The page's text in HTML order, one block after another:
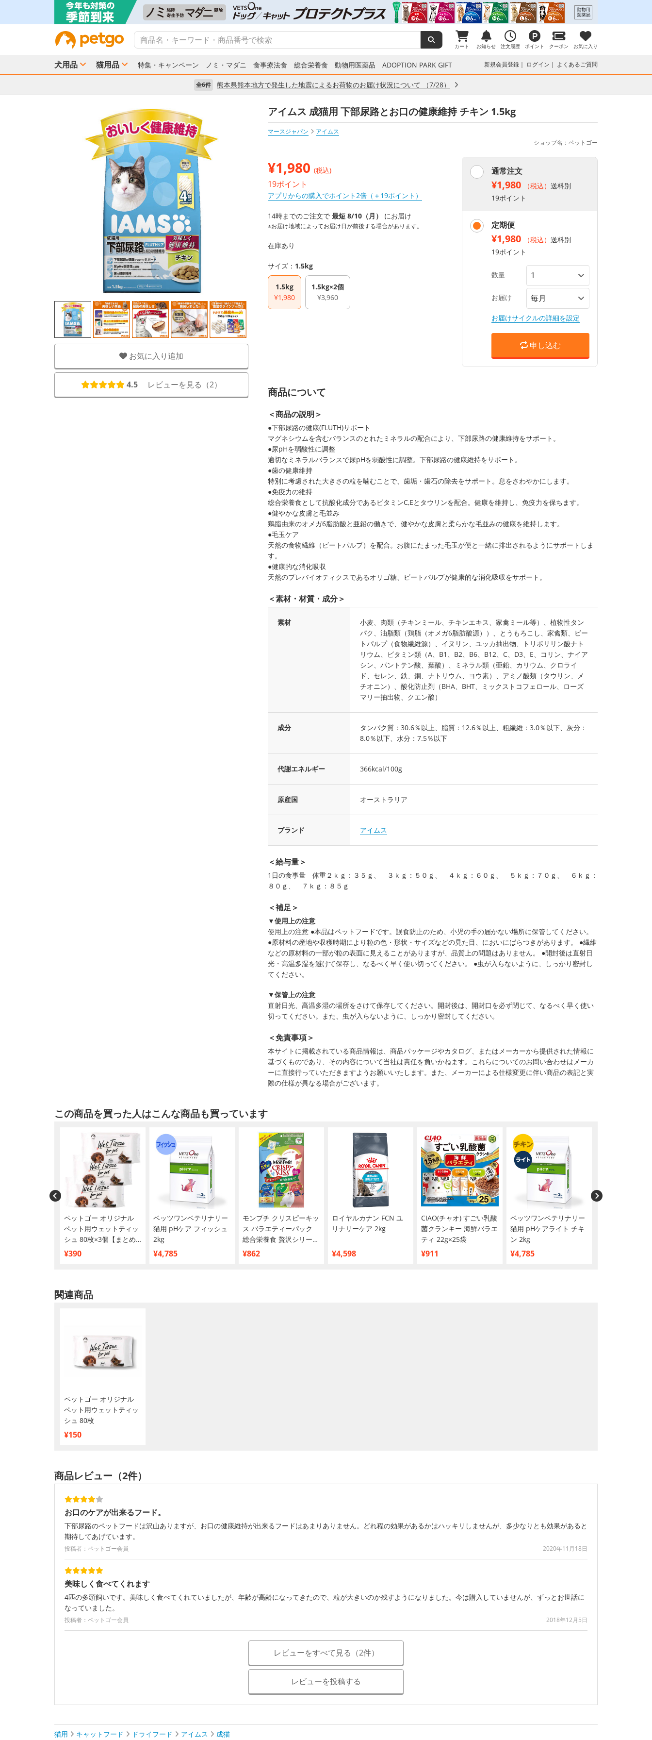
カート お知らせ 注文履歴 ポイント クーポン お気に入り
犬用品 猫用品 特集・キャンペーン ノミ・マダニ 食事療法食 総合栄養食 動物用医薬品 ADOPTION PARK GIFT 新規会員登録 ログイン よくあるご質問
全6件 熊本県熊本地方で発生した地震によるお荷物のお届け状況について （7/28）
お気に入り追加
4.5 レビューを見る（2）
アイムス 成猫用 下部尿路とお口の健康維持 チキン 1.5kg
マースジャパン
アイムス
ショップ名：ペットゴー
¥1,980 (税込)
19ポイント
アプリからの購入でポイント2倍（＋19ポイント）
14時までのご注文で 最短 8/10（月） にお届け
※お届け地域によってお届け日が前後する場合があります。
在庫あり
サイズ： 1.5kg
1.5kg
¥1,980
1.5kg×2個
¥3,960
通常注文
¥1,980 （税込） 送料別
19ポイント
定期便
¥1,980 （税込） 送料別
19ポイント
数量
お届け
お届けサイクルの詳細を設定
申し込む
商品について
＜商品の説明＞
●下部尿路の健康(FLUTH)サポート
マグネシウムを含むバランスのとれたミネラルの配合により、下部尿路の健康維持をサポート。
●尿pHを弱酸性に調整
適切なミネラルバランスで尿pHを弱酸性に調整。下部尿路の健康維持をサポート。
●歯の健康維持
特別に考慮された大きさの粒を噛むことで、歯垢・歯石の除去をサポート。息をさわやかにします。
●免疫力の維持
総合栄養食として抗酸化成分であるビタミンC,Eとタウリンを配合。健康を維持し、免疫力を保ちます。
●健やかな皮膚と毛並み
鶏脂由来のオメガ6脂肪酸と亜鉛の働きで、健やかな皮膚と柔らかな毛並みの健康を維持します。
●毛玉ケア
天然の食物繊維（ビートパルプ）を配合。お腹にたまった毛玉が便と一緒に排出されるようにサポートしま
す。
●健康的な消化吸収
天然のプレバイオティクスであるオリゴ糖、ビートパルプが健康的な消化吸収をサポート。
＜素材・材質・成分＞
素材
小麦、肉類（チキンミール、チキンエキス、家禽ミール等）、植物性タン
パク、油脂類（鶏脂（オメガ6脂肪酸源））、とうもろこし、家禽類、ビー
トパルプ（食物繊維源）、イヌリン、ユッカ抽出物、トリポリリン酸ナト
リウム、ビタミン類（A、B1、B2、B6、B12、C、D3、E、コリン、ナイア
シン、パントテン酸、葉酸）、ミネラル類（亜鉛、カリウム、クロライ
ド、セレン、鉄、銅、ナトリウム、ヨウ素）、アミノ酸類（タウリン、メ
チオニン）、酸化防止剤（BHA、BHT、ミックストコフェロール、ローズ
マリー抽出物、クエン酸）
成分
タンパク質：30.6％以上、脂質：12.6％以上、粗繊維：3.0％以下、灰分：
8.0％以下、水分：7.5％以下
代謝エネルギー 366kcal/100g
原産国 オーストラリア
ブランド アイムス
＜給与量＞
1日の食事量 体重２ｋｇ：３５ｇ、 ３ｋｇ：５０ｇ、 ４ｋｇ：６０ｇ、 ５ｋｇ：７０ｇ、 ６ｋｇ：
８０ｇ、 ７ｋｇ：８５ｇ
＜補足＞
▼使用上の注意
使用上の注意 ●本品はペットフードです。誤食防止のため、小児の手の届かない場所に保管してください。
●原材料の産地や収穫時期により粒の色・形状・サイズなどの見た目、においにばらつきがあります。 ●繊維
などの原材料の一部が粒の表面に見えることがありますが、品質上の問題はありません。 ●開封後は直射日
光・高温多湿を避けて保存し、なるべく早く使い切ってください。 ●虫が入らないように、しっかり密封し
てください。
▼保管上の注意
直射日光、高温多湿の場所をさけて保存してください。開封後は、開封口を必ず閉じて、なるべく早く使い
切ってください。また、虫が入らないように、しっかり密封してください。
＜免責事項＞
本サイトに掲載されている商品情報は、商品パッケージやカタログ、またはメーカーから提供された情報に
基づくものであり、その内容について当社は責任を負いかねます。これらについてのお問い合わせはメーカ
ーに直接行っていただきますようお願いいたします。また、メーカーによる仕様変更に伴い商品の表記と実
際の仕様が異なる場合がございます。
この商品を買った人はこんな商品も買っています
ペットゴー オリジナル
ペット用ウェットティッ
シュ 80枚×3個【まとめ
買い】
¥390
ベッツワンベテリナリー
猫用 pHケア フィッシュ
2kg
¥4,785
モンプチ クリスピーキッ
ス バラエティーパック
総合栄養食 贅沢シリーズ
126g
¥862
ロイヤルカナン FCN ユ
リナリーケア 2kg
¥4,598
CIAO(チャオ) すごい乳酸
菌クランキー 海鮮バラエ
ティ 22g×25袋
¥911
ベッツワンベテリナリー
猫用 pHケアライト チキ
ン 2kg
¥4,785
関連商品
ペットゴー オリジナル
ペット用ウェットティッ
シュ 80枚
¥150
商品レビュー（2件）
お口のケアが出来るフード。
下部尿路のペットフードは沢山ありますが、お口の健康維持が出来るフードはあまりありません。どれ程の効果があるかはハッキリしませんが、多少なりとも効果があると
期待してあげています。
投稿者：ペットゴー会員 2020年11月18日
美味しく食べてくれます
4匹の多頭飼いです。美味しく食べてくれていましたが、年齢が高齢になってきたので、粒が大きいのか残すようになりました。今は購入していませんが、ずっとお世話に
なっていました。
投稿者：ペットゴー会員 2018年12月5日
レビューをすべて見る（2件）
レビューを投稿する
猫用 キャットフード ドライフード アイムス 成猫